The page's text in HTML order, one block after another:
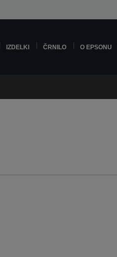
IZDELKI ČRNILO O EPSONU